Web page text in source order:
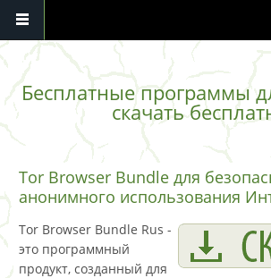
Перейти к основному содержанию
Бесплатные программы
скачать
Tor Browser Bundle для
анонимного использования
Tor Browser Bundle Rus -
это программный
продукт, созданный для